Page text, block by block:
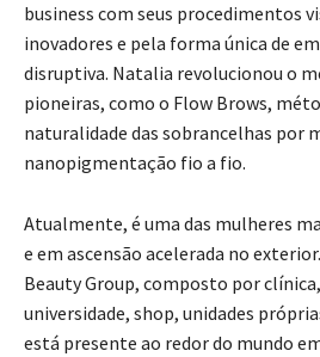
business com seus procedimentos
inovadores e pela forma única de
disruptiva. Natalia revolucionou o
pioneiras, como o Flow Brows,
naturalidade das sobrancelhas por
nanopigmentação fio a fio.
Atualmente, é uma das mulheres
e em ascensão acelerada no
Beauty Group, composto por
universidade, shop, unidades
está presente ao redor do mundo